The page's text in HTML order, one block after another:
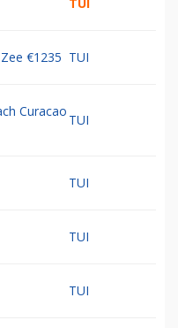
€1235 TUI
Curacao
TUI
TUI
TUI
TUI